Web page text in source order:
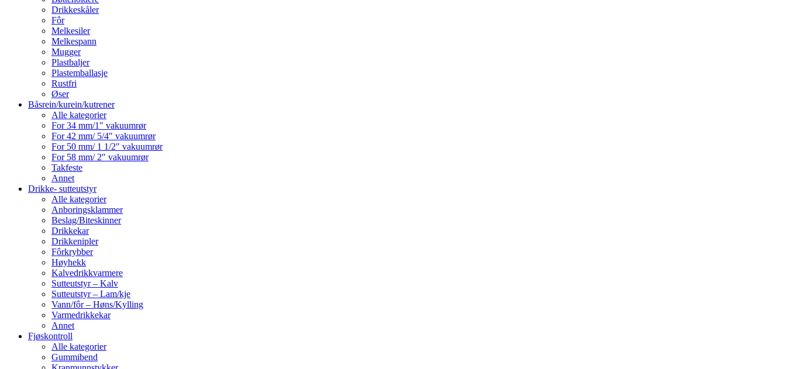
Drikkeskåler
Fôr
Melkesiler
Melkespann
Mugger
Plastbaljer
Plastemballasje
Rustfri
Øser
Båsrein/kurein/kutrener
Alle kategorier
For 34 mm/1″ vakuumrør
For 42 mm/ 5/4″ vakuumrør
For 50 mm/ 1 1/2″ vakuumrør
For 58 mm/ 2″ vakuumrør
Takfeste
Annet
Drikke- sutteutstyr
Alle kategorier
Anboringsklammer
Beslag/Biteskinner
Drikkekar
Drikkenipler
Fôrkrybber
Høyhekk
Kalvedrikkvarmere
Sutteutstyr – Kalv
Sutteutstyr – Lam/kje
Vann/fôr – Høns/Kylling
Varmedrikkekar
Annet
Fjøskontroll
Alle kategorier
Gummibend